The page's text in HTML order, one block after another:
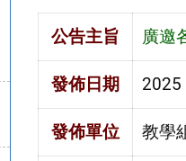
公告主旨 廣邀
發佈日期 2025
發佈單位 教學